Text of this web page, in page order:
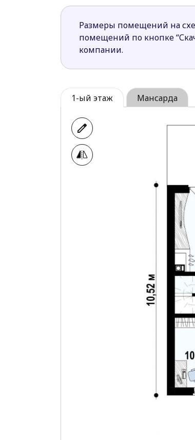
Мансардный этаж
Размеры помещений на
помещений по кнопке
компании.
1-ый этаж Мансарда